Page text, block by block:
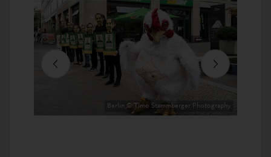
Berlin © Timo Stammberger Photography
Previous Next